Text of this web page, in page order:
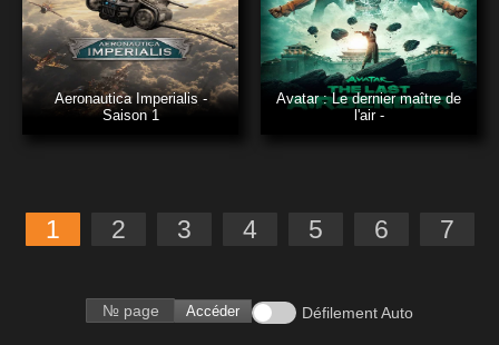
Aeronautica Imperialis -
Saison 1
Avatar : Le dernier maître de
l'air -
1 2 3 4 5 6 7
Accéder Défilement Auto